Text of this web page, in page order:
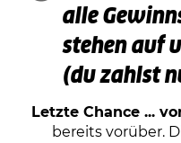
alle
stehen auf
(du zahlst
Letzte Chance ...
bereits vorüber.